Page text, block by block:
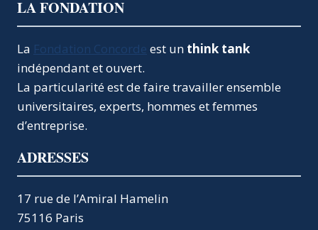
LA FONDATION
La Fondation Concorde est un think tank
indépendant et ouvert.
La particularité est de faire travailler ensemble
universitaires, experts, hommes et femmes
d’entreprise.
ADRESSES
17 rue de l’Amiral Hamelin
75116 Paris